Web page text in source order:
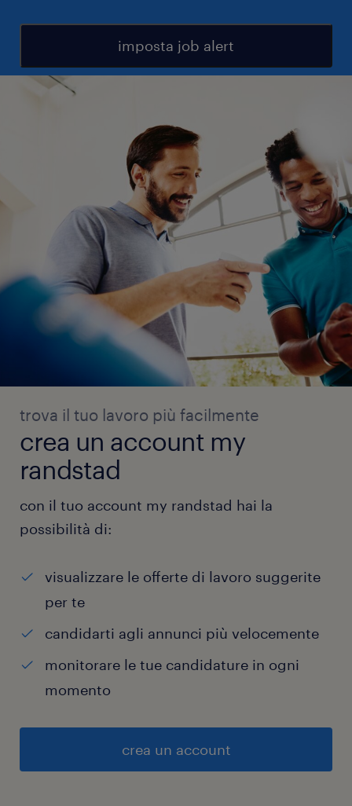
imposta job alert
trova il tuo lavoro più facilmente
crea un account my
randstad
con il tuo account my randstad hai la
possibilità di:
visualizzare le offerte di lavoro suggerite
per te
candidarti agli annunci più velocemente
monitorare le tue candidature in ogni
momento
crea un account